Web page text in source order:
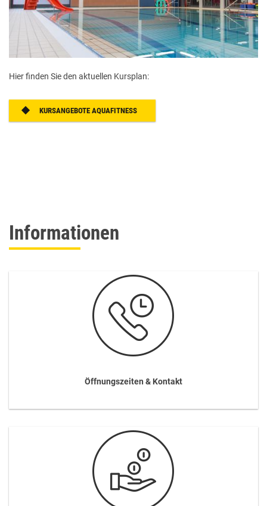
Hier finden Sie den aktuellen Kursplan:
KURSANGEBOTE AQUAFITNESS
Informationen
Öffnungszeiten & Kontakt